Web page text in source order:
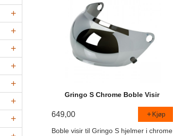
Gringo S Chrome Boble Visir
649,00 Kjøp
Boble visir til Gringo S hjelmer i chrome